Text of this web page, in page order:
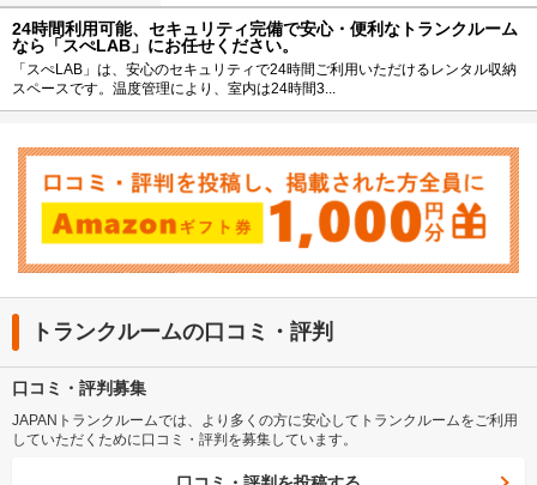
24時間利用可能、セキュリティ完備で安心・便利なトランクルーム
なら「スぺLAB」にお任せください。
「スぺLAB」は、安心のセキュリティで24時間ご利用いただけるレンタル収納
スペースです。温度管理により、室内は24時間3...
トランクルームの口コミ・評判
口コミ・評判募集
JAPANトランクルームでは、より多くの方に安心してトランクルームをご利用
していただくために口コミ・評判を募集しています。